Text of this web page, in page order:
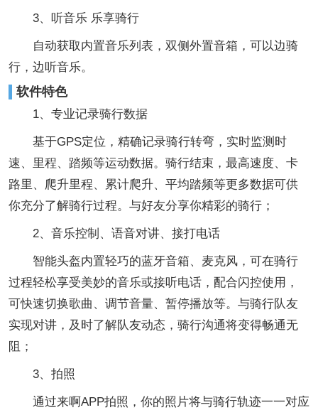
3、听音乐 乐享骑行
自动获取内置音乐列表，双侧外置音箱，可以边骑
行，边听音乐。
软件特色
1、专业记录骑行数据
基于GPS定位，精确记录骑行转弯，实时监测时
速、里程、踏频等运动数据。骑行结束，最高速度、卡
路里、爬升里程、累计爬升、平均踏频等更多数据可供
你充分了解骑行过程。与好友分享你精彩的骑行；
2、音乐控制、语音对讲、接打电话
智能头盔内置轻巧的蓝牙音箱、麦克风，可在骑行
过程轻松享受美妙的音乐或接听电话，配合闪控使用，
可快速切换歌曲、调节音量、暂停播放等。与骑行队友
实现对讲，及时了解队友动态，骑行沟通将变得畅通无
阻；
3、拍照
通过来啊APP拍照，你的照片将与骑行轨迹一一对应